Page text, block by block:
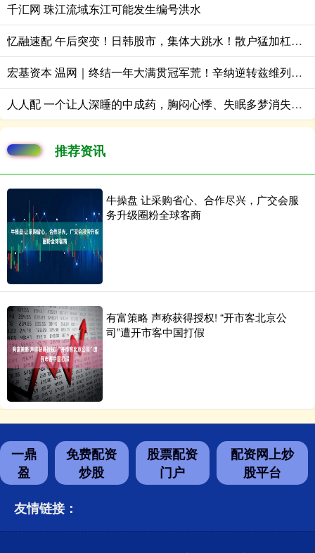
千汇网 珠江流域东江可能发生编号洪水
忆融速配 午后突变！日韩股市，集体大跳水！散户猛加杠杆，危险信号来了？
宏基资本 温网｜终结一年大满贯冠军荒！辛纳逆转兹维列夫卫冕男单冠军，紧追阿尔卡拉斯
人人配 一个让人深睡的中成药，胸闷心悸、失眠多梦消失了，身体就舒服了
推荐资讯
牛操盘 让采购省心、合作尽兴，广交会服
务升级圈粉全球客商
有富策略 声称获得授权! “开市客北京公
司”遭开市客中国打假
一鼎
盈
免费配资
炒股
股票配资
门户
配资网上炒
股平台
友情链接：